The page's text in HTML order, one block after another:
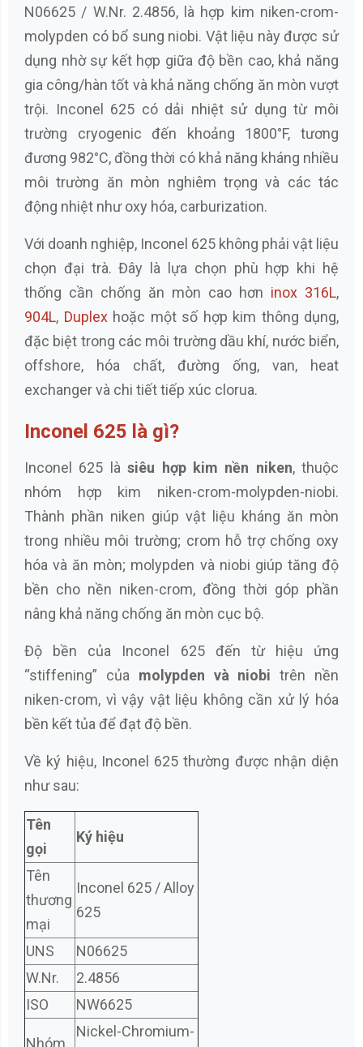
N06625 / W.Nr. 2.4856, là hợp kim niken-crom-
molypden có bổ sung niobi. Vật liệu này được sử
dụng nhờ sự kết hợp giữa độ bền cao, khả năng
gia công/hàn tốt và khả năng chống ăn mòn vượt
trội. Inconel 625 có dải nhiệt sử dụng từ môi
trường cryogenic đến khoảng 1800°F, tương
đương 982°C, đồng thời có khả năng kháng nhiều
môi trường ăn mòn nghiêm trọng và các tác
động nhiệt như oxy hóa, carburization.
Với doanh nghiệp, Inconel 625 không phải vật liệu
chọn đại trà. Đây là lựa chọn phù hợp khi hệ
thống cần chống ăn mòn cao hơn inox 316L,
904L, Duplexhoặc một số hợp kim thông dụng,
đặc biệt trong các môi trường dầu khí, nước biển,
offshore, hóa chất, đường ống, van, heat
exchanger và chi tiết tiếp xúc clorua.
Inconel 625 là gì?
Inconel 625 làsiêu hợp kim nền niken, thuộc
nhóm hợp kim niken-crom-molypden-niobi.
Thành phần niken giúp vật liệu kháng ăn mòn
trong nhiều môi trường; crom hỗ trợ chống oxy
hóa và ăn mòn; molypden và niobi giúp tăng độ
bền cho nền niken-crom, đồng thời góp phần
nâng khả năng chống ăn mòn cục bộ.
Độ bền của Inconel 625 đến từ hiệu ứng
“stiffening” của molypden và niobi trên nền
niken-crom, vì vậy vật liệu không cần xử lý hóa
bền kết tủa để đạt độ bền.
Về ký hiệu, Inconel 625 thường được nhận diện
như sau:
Tên
gọi
Ký hiệu
Tên
thương
mại
Inconel 625 / Alloy
625
UNS
N06625
W.Nr.
2.4856
ISO
NW6625
Nhóm
Nickel-Chromium-